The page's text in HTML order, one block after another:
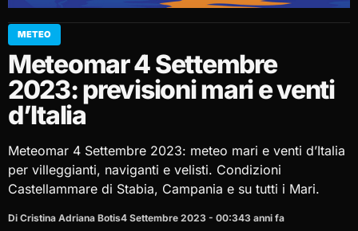
METEO
Meteomar 4 Settembre
2023: previsioni mari e venti
d’Italia
Meteomar 4 Settembre 2023: meteo mari e venti d’Italia
per villeggianti, naviganti e velisti. Condizioni
Castellammare di Stabia, Campania e su tutti i Mari.
Di Cristina Adriana Botis4 Settembre 2023 - 00:343 anni fa